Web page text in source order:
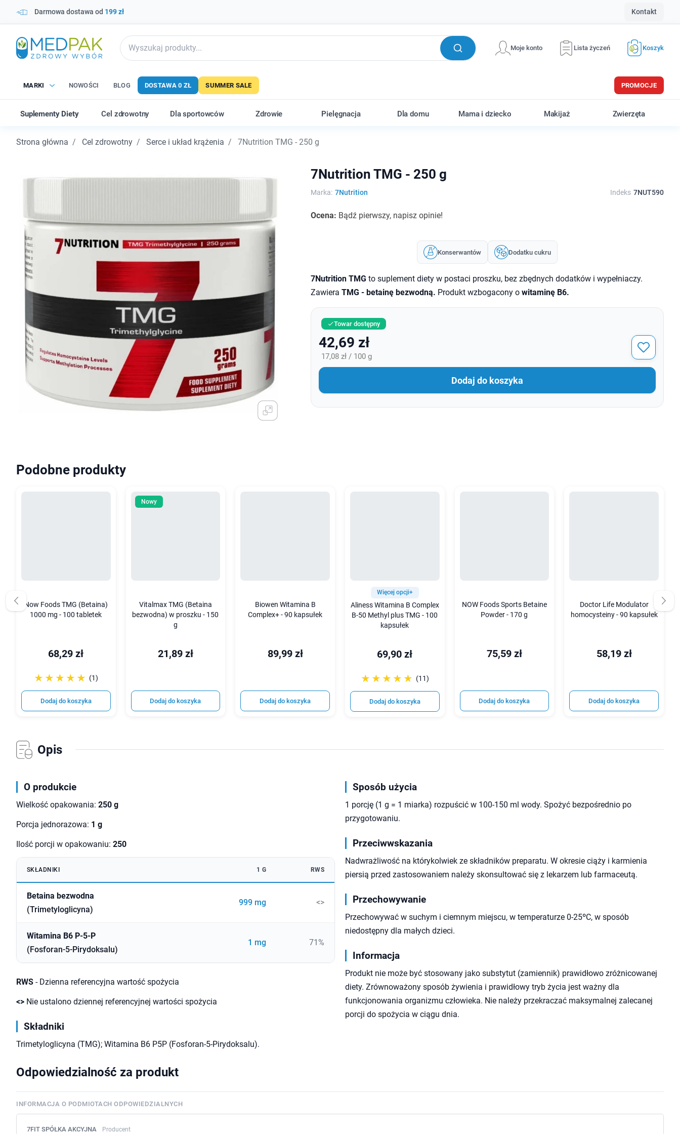
Darmowa dostawa od 199 zł Kontakt
Moje konto Lista życzeń Koszyk
MARKI NOWOŚCI BLOG DOSTAWA 0 ZŁ SUMMER SALE PROMOCJE
Suplementy Diety Cel zdrowotny Dla sportowców Zdrowie Pielęgnacja Dla domu Mama i dziecko Makijaż Zwierzęta
Strona główna Cel zdrowotny Serce i układ krążenia 7Nutrition TMG - 250 g
7Nutrition TMG - 250 g
Marka: 7Nutrition Indeks 7NUT590
Ocena: Bądź pierwszy, napisz opinie!
Konserwantów Dodatku cukru
7Nutrition TMG to suplement diety w postaci proszku, bez zbędnych dodatków i wypełniaczy.
Zawiera TMG - betainę bezwodną. Produkt wzbogacony o witaminę B6.
Towar dostępny
42,69 zł
17,08 zł / 100 g
Dodaj do koszyka
Podobne produkty
Now Foods TMG (Betaina)
1000 mg - 100 tabletek
68,29 zł
☆☆☆☆☆
★★★★★ (1)
Dodaj do koszyka
Nowy
Vitalmax TMG (Betaina
bezwodna) w proszku - 150
g
21,89 zł
Dodaj do koszyka
Biowen Witamina B
Complex+ - 90 kapsułek
89,99 zł
Dodaj do koszyka
Więcej opcji+
Aliness Witamina B Complex
B-50 Methyl plus TMG - 100
kapsułek
69,90 zł
☆☆☆☆☆
★★★★★ (11)
Dodaj do koszyka
NOW Foods Sports Betaine
Powder - 170 g
75,59 zł
Dodaj do koszyka
Doctor Life Modulator
homocysteiny - 90 kapsułek
58,19 zł
Dodaj do koszyka
Opis
O produkcie
Wielkość opakowania: 250 g
Porcja jednorazowa: 1 g
Ilość porcji w opakowaniu: 250
SKŁADNIKI 1 G RWS
Betaina bezwodna
(Trimetyloglicyna)
999 mg <>
Witamina B6 P-5-P
(Fosforan-5-Pirydoksalu)
1 mg 71%
RWS - Dzienna referencyjna wartość spożycia
<> Nie ustalono dziennej referencyjnej wartości spożycia
Składniki
Trimetyloglicyna (TMG); Witamina B6 P5P (Fosforan-5-Pirydoksalu).
Sposób użycia
1 porcję (1 g = 1 miarka) rozpuścić w 100-150 ml wody. Spożyć bezpośrednio po
przygotowaniu.
Przeciwwskazania
Nadwrażliwość na którykolwiek ze składników preparatu. W okresie ciąży i karmienia
piersią przed zastosowaniem należy skonsultować się z lekarzem lub farmaceutą.
Przechowywanie
Przechowywać w suchym i ciemnym miejscu, w temperaturze 0-25ºC, w sposób
niedostępny dla małych dzieci.
Informacja
Produkt nie może być stosowany jako substytut (zamiennik) prawidłowo zróżnicowanej
diety. Zrównoważony sposób żywienia i prawidłowy tryb życia jest ważny dla
funkcjonowania organizmu człowieka. Nie należy przekraczać maksymalnej zalecanej
porcji do spożycia w ciągu dnia.
Odpowiedzialność za produkt
INFORMACJA O PODMIOTACH ODPOWIEDZIALNYCH
7FIT SPÓŁKA AKCYJNA Producent